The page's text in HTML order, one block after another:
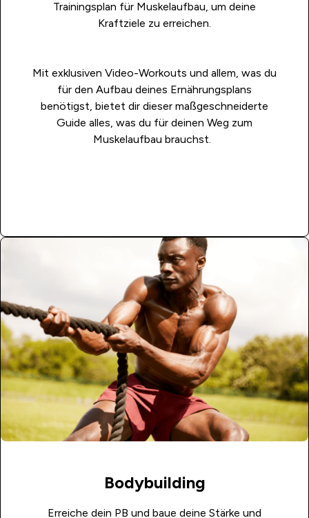
Trainingsplan für Muskelaufbau, um deine
Kraftziele zu erreichen.
Mit exklusiven Video-Workouts und allem, was du
für den Aufbau deines Ernährungsplans
benötigst, bietet dir dieser maßgeschneiderte
Guide alles, was du für deinen Weg zum
Muskelaufbau brauchst.
Bodybuilding
Erreiche dein PB und baue deine Stärke und